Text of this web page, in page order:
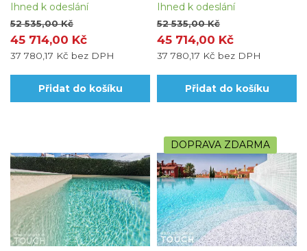
41,25 m2.
52 535,00 Kč
45 714,00 Kč
37 780,17 Kč bez DPH
Ihned k odeslání
Přidat do košíku
41,25 m2.
52 535,00 Kč
45 714,00 Kč
37 780,17 Kč bez DPH
Ihned k odeslání
Přidat do košíku
DOPRAVA ZDARMA